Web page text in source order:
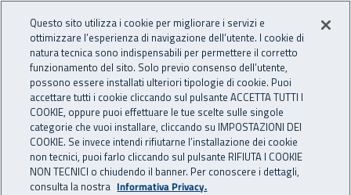
INAIL - Istituto Nazionale
Apri cerca
Navigazione principale
Navigazione - Ti trovi in:
Home Inail comunica Eventi
19 ottobre 2016
Questo sito utilizza i cookie per migliorare i servizi e
ottimizzare l’esperienza di navigazione dell’utente. I cookie di
natura tecnica sono indispensabili per permettere il corretto
funzionamento del sito. Solo previo consenso dell’utente,
possono essere installati ulteriori tipologie di cookie. Puoi
accettare tutti i cookie cliccando sul pulsante ACCETTA TUTTI I
COOKIE, oppure puoi effettuare le tue scelte sulle singole
categorie che vuoi installare, cliccando su IMPOSTAZIONI DEI
COOKIE. Se invece intendi rifiutarne l’installazione dei cookie
non tecnici, puoi farlo cliccando sul pulsante RIFIUTA I COOKIE
NON TECNICI o chiudendo il banner. Per conoscere i dettagli,
consulta la nostra Informativa Privacy.